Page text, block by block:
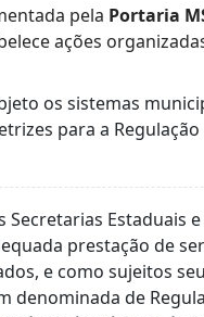
pela Portaria
ações
os sistemas
para a
Secretarias Estaduais
prestação de
e como sujeitos
denominada de